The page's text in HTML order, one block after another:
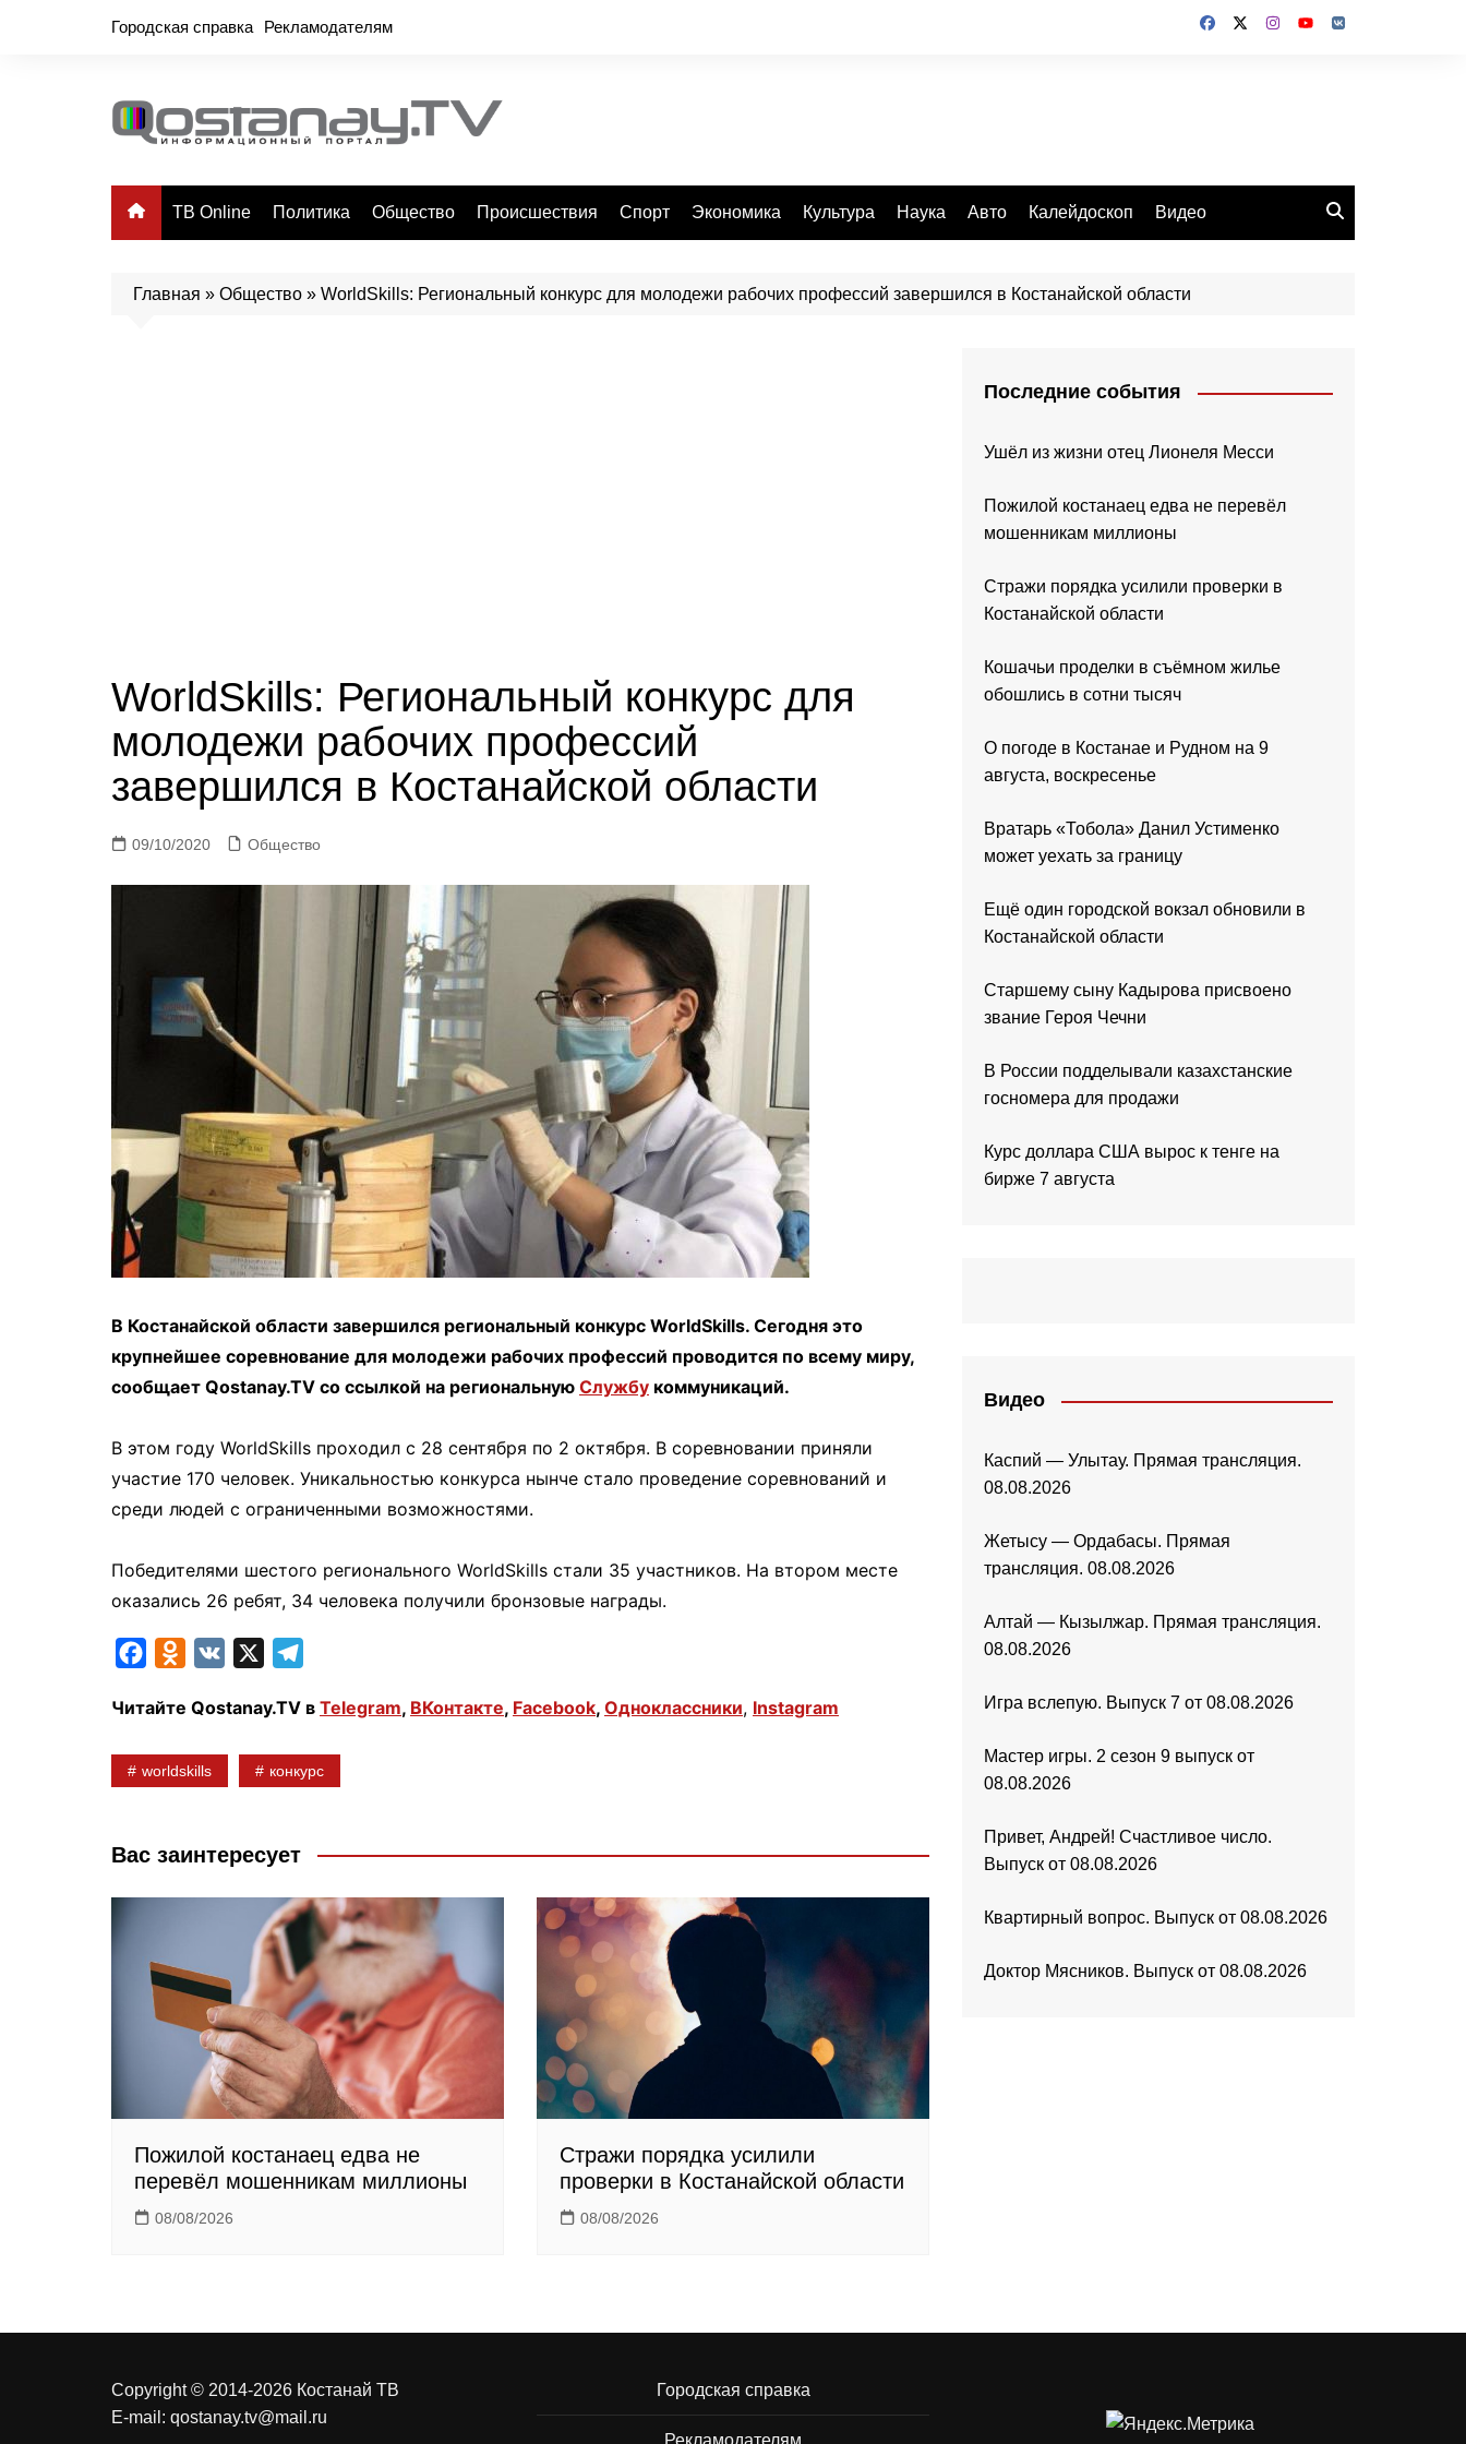
Городская справка Рекламодателям
ТВ Online Политика Общество Происшествия Спорт Экономика Культура Наука Авто Калейдоскоп Видео
Главная » Общество » WorldSkills: Региональный конкурс для молодежи рабочих профессий завершился в Костанайской области
WorldSkills: Региональный конкурс для
молодежи рабочих профессий
завершился в Костанайской области
09/10/2020 Общество
В Костанайской области завершился региональный конкурс WorldSkills. Сегодня это
крупнейшее соревнование для молодежи рабочих профессий проводится по всему миру,
сообщает Qostanay.TV со ссылкой на региональную Службу коммуникаций.
В этом году WorldSkills проходил с 28 сентября по 2 октября. В соревновании приняли
участие 170 человек. Уникальностью конкурса нынче стало проведение соревнований и
среди людей с ограниченными возможностями.
Победителями шестого регионального WorldSkills стали 35 участников. На втором месте
оказались 26 ребят, 34 человека получили бронзовые награды.
c
b
k
n
k
s
s
k
l
g
Читайте Qostanay.TV в Telegram, ВКонтакте, Facebook, Одноклассники, Instagram
worldskills конкурс
Вас заинтересует
Пожилой костанаец едва не
перевёл мошенникам миллионы
08/08/2026
Стражи порядка усилили
проверки в Костанайской области
08/08/2026
Последние события
Ушёл из жизни отец Лионеля Месси
Пожилой костанаец едва не перевёл
мошенникам миллионы
Стражи порядка усилили проверки в
Костанайской области
Кошачьи проделки в съёмном жилье
обошлись в сотни тысяч
О погоде в Костанае и Рудном на 9
августа, воскресенье
Вратарь «Тобола» Данил Устименко
может уехать за границу
Ещё один городской вокзал обновили в
Костанайской области
Старшему сыну Кадырова присвоено
звание Героя Чечни
В России подделывали казахстанские
госномера для продажи
Курс доллара США вырос к тенге на
бирже 7 августа
Видео
Каспий — Улытау. Прямая трансляция.
08.08.2026
Жетысу — Ордабасы. Прямая
трансляция. 08.08.2026
Алтай — Кызылжар. Прямая трансляция.
08.08.2026
Игра вслепую. Выпуск 7 от 08.08.2026
Мастер игры. 2 сезон 9 выпуск от
08.08.2026
Привет, Андрей! Счастливое число.
Выпуск от 08.08.2026
Квартирный вопрос. Выпуск от 08.08.2026
Доктор Мясников. Выпуск от 08.08.2026
Copyright © 2014-2026 Костанай ТВ
E-mail: qostanay.tv@mail.ru
Городская справка
Рекламодателям